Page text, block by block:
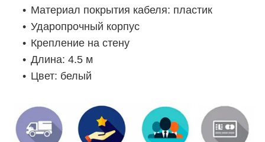
Материал покрытия кабеля: пластик
Ударопрочный корпус
Крепление на стену
Длина: 4.5 м
Цвет: белый